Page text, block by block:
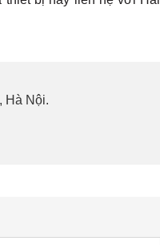
Hà Nội.